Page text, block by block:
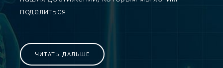
поделиться.
ЧИТАТЬ ДАЛЬШЕ